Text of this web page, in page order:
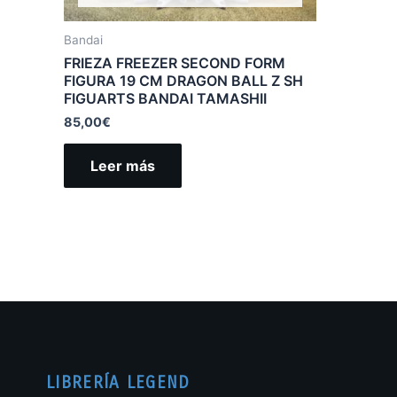
Bandai
FRIEZA FREEZER SECOND FORM
FIGURA 19 CM DRAGON BALL Z SH
FIGUARTS BANDAI TAMASHII
85,00€
Leer más
LIBRERÍA LEGEND